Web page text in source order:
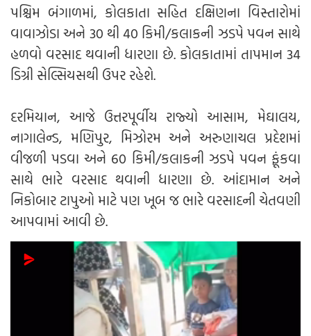
પશ્ચિમ બંગાળમાં, કોલકાતા સહિત દક્ષિણના વિસ્તારોમાં
વાવાઝોડા અને 30 થી 40 કિમી/કલાકની ઝડપે પવન સાથે
હળવો વરસાદ થવાની ધારણા છે. કોલકાતામાં તાપમાન 34
ડિગ્રી સેલ્સિયસથી ઉપર રહેશે.
દરમિયાન, આજે ઉત્તરપૂર્વીય રાજ્યો આસામ, મેઘાલય,
નાગાલેન્ડ, મણિપુર, મિઝોરમ અને અરુણાચલ પ્રદેશમાં
વીજળી પડવા અને 60 કિમી/કલાકની ઝડપે પવન ફૂંકવા
સાથે ભારે વરસાદ થવાની ધારણા છે. આંદામાન અને
નિકોબાર ટાપુઓ માટે પણ ખૂબ જ ભારે વરસાદની ચેતવણી
આપવામાં આવી છે.